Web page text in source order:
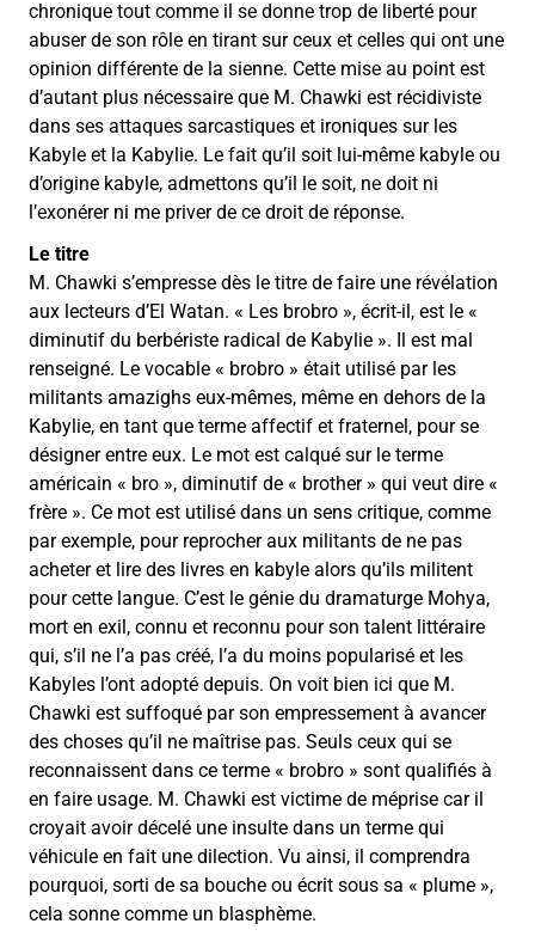
chronique tout comme il se donne trop de liberté pour
abuser de son rôle en tirant sur ceux et celles qui ont une
opinion différente de la sienne. Cette mise au point est
d’autant plus nécessaire que M. Chawki est récidiviste
dans ses attaques sarcastiques et ironiques sur les
Kabyle et la Kabylie. Le fait qu’il soit lui-même kabyle ou
d’origine kabyle, admettons qu’il le soit, ne doit ni
l’exonérer ni me priver de ce droit de réponse.
Le titre
M. Chawki s’empresse dès le titre de faire une révélation
aux lecteurs d’El Watan. « Les brobro », écrit-il, est le «
diminutif du berbériste radical de Kabylie ». Il est mal
renseigné. Le vocable « brobro » était utilisé par les
militants amazighs eux-mêmes, même en dehors de la
Kabylie, en tant que terme affectif et fraternel, pour se
désigner entre eux. Le mot est calqué sur le terme
américain « bro », diminutif de « brother » qui veut dire «
frère ». Ce mot est utilisé dans un sens critique, comme
par exemple, pour reprocher aux militants de ne pas
acheter et lire des livres en kabyle alors qu’ils militent
pour cette langue. C’est le génie du dramaturge Mohya,
mort en exil, connu et reconnu pour son talent littéraire
qui, s’il ne l’a pas créé, l’a du moins popularisé et les
Kabyles l’ont adopté depuis. On voit bien ici que M.
Chawki est suffoqué par son empressement à avancer
des choses qu’il ne maîtrise pas. Seuls ceux qui se
reconnaissent dans ce terme « brobro » sont qualifiés à
en faire usage. M. Chawki est victime de méprise car il
croyait avoir décelé une insulte dans un terme qui
véhicule en fait une dilection. Vu ainsi, il comprendra
pourquoi, sorti de sa bouche ou écrit sous sa « plume »,
cela sonne comme un blasphème.